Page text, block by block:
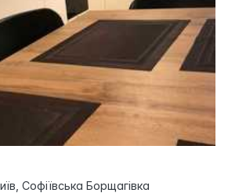
Софіївська Борщагівка